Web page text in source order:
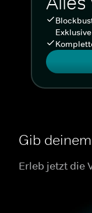
Gib
Erleb jetzt die